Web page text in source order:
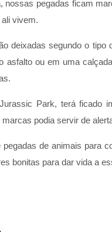
nossas pegadas ficam
vivem.
deixadas segundo o
asfalto ou em uma
Park, terá ficado
podia servir de
de animais para
bonitas para dar vida a